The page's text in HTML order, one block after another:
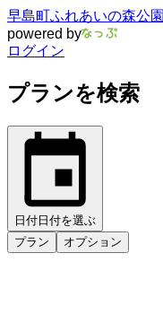
早島町ふれあいの森公園
powered by
ログイン
プランを検索
日付 日付を選ぶ
プラン
オプション